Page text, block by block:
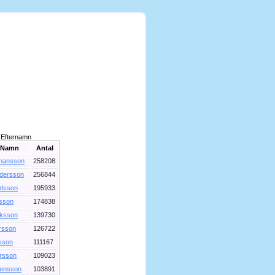
Efternamn
Namn
Antal
258208
256844
195933
174838
139730
126722
111167
109023
103891